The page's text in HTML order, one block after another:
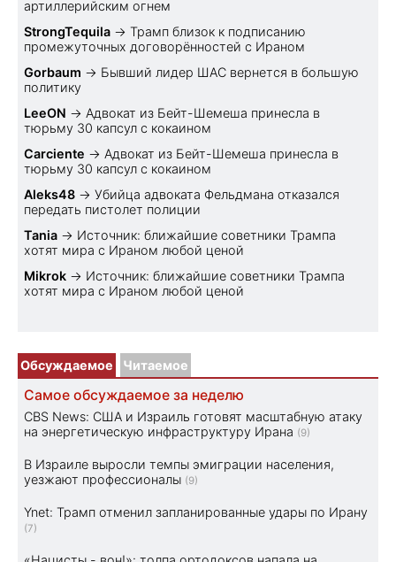
артиллерийским огнем
StrongTequila → Трамп близок к подписанию
промежуточных договорённостей с Ираном
Gorbaum → Бывший лидер ШАС вернется в большую
политику
LeeON → Адвокат из Бейт-Шемеша принесла в
тюрьму 30 капсул с кокаином
Carciente → Адвокат из Бейт-Шемеша принесла в
тюрьму 30 капсул с кокаином
Aleks48 → Убийца адвоката Фельдмана отказался
передать пистолет полиции
Tania → Источник: ближайшие советники Трампа
хотят мира с Ираном любой ценой
Mikrok → Источник: ближайшие советники Трампа
хотят мира с Ираном любой ценой
Обсуждаемое Читаемое
Самое обсуждаемое за неделю
CBS News: США и Израиль готовят масштабную атаку
на энергетическую инфраструктуру Ирана (9)
В Израиле выросли темпы эмиграции населения,
уезжают профессионалы (9)
Ynet: Трамп отменил запланированные удары по Ирану
(7)